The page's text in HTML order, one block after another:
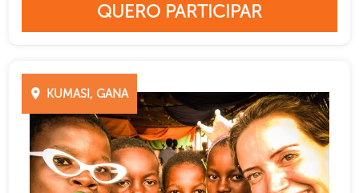
QUERO PARTICIPAR
KUMASI, GANA